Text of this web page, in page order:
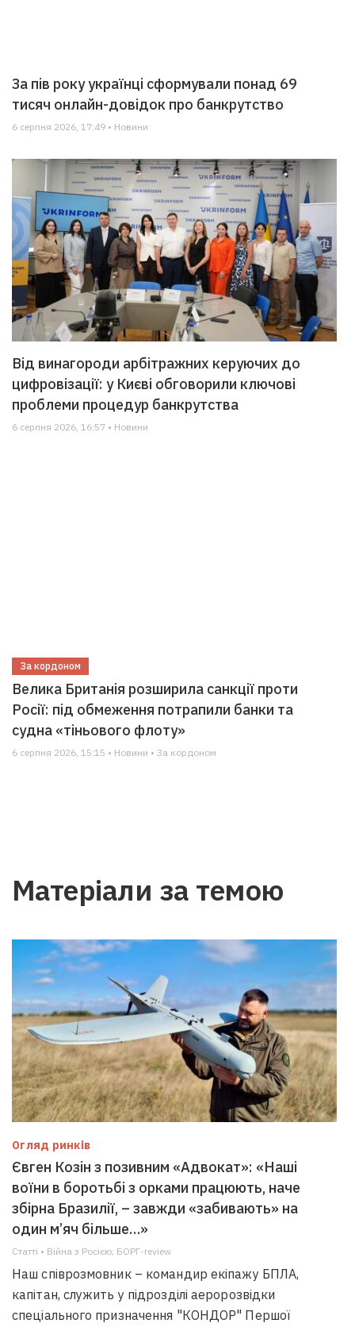
За пів року українці сформували понад 69
тисяч онлайн-довідок про банкрутство
6 серпня 2026, 17:49 • Новини
Від винагороди арбітражних керуючих до
цифровізації: у Києві обговорили ключові
проблеми процедур банкрутства
6 серпня 2026, 16:57 • Новини
За кордоном
Велика Британія розширила санкції проти
Росії: під обмеження потрапили банки та
судна «тіньового флоту»
6 серпня 2026, 15:15 • Новини • За кордоном
Матеріали за темою
Огляд ринків
Євген Козін з позивним «Адвокат»: «Наші
воїни в боротьбі з орками працюють, наче
збірна Бразилії, – завжди «забивають» на
один м’яч більше…»
Статті • Війна з Росією; БОРГ-review
Наш співрозмовник – командир екіпажу БПЛА,
капітан, служить у підрозділі аеророзвідки
спеціального призначення "КОНДОР" Першої